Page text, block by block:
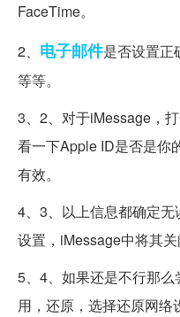
FaceTime。
2、 电子邮件是否设置正
等等。
3、2、对于iMessage，
看一下Apple ID是否是你
有效。
4、3、以上信息都确定
设置，iMessage中将其关
5、4、如果还是不行那
用，还原，选择还原网络